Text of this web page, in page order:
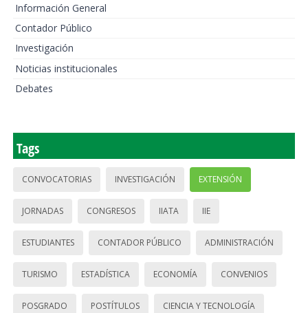
Información General
Contador Público
Investigación
Noticias institucionales
Debates
Tags
CONVOCATORIAS INVESTIGACIÓN EXTENSIÓN
JORNADAS CONGRESOS IIATA IIE
ESTUDIANTES CONTADOR PÚBLICO ADMINISTRACIÓN
TURISMO ESTADÍSTICA ECONOMÍA CONVENIOS
POSGRADO POSTÍTULOS CIENCIA Y TECNOLOGÍA